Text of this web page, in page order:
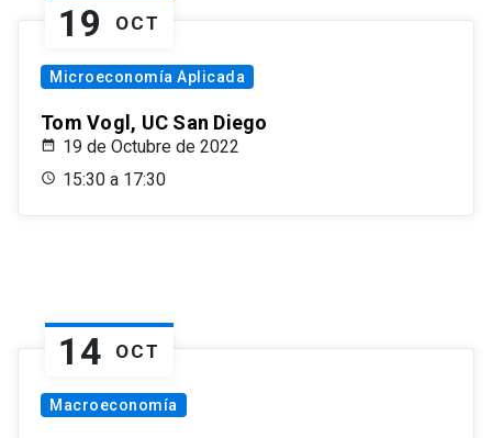
19 OCT
Microeconomía Aplicada
Tom Vogl, UC San Diego
19 de Octubre de 2022
15:30 a 17:30
14 OCT
Macroeconomía